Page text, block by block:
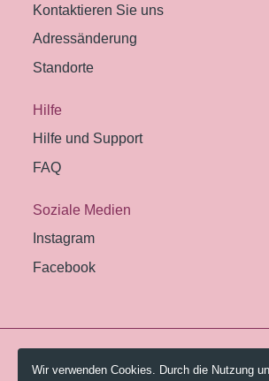
Kontaktieren Sie uns
Adressänderung
Standorte
Hilfe
Hilfe und Support
FAQ
Soziale Medien
Instagram
Facebook
© 2026 Pestalozzi-Bibliothek Zürich.
Wir verwenden Cookies. Durch die Nutzung